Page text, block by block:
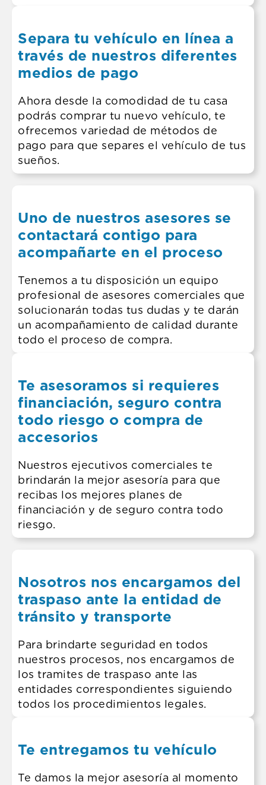
Separa tu vehículo en línea a
través de nuestros diferentes
medios de pago
Ahora desde la comodidad de tu casa
podrás comprar tu nuevo vehículo, te
ofrecemos variedad de métodos de
pago para que separes el vehículo de tus
sueños.
Uno de nuestros asesores se
contactará contigo para
acompañarte en el proceso
Tenemos a tu disposición un equipo
profesional de asesores comerciales que
solucionarán todas tus dudas y te darán
un acompañamiento de calidad durante
todo el proceso de compra.
Te asesoramos si requieres
financiación, seguro contra
todo riesgo o compra de
accesorios
Nuestros ejecutivos comerciales te
brindarán la mejor asesoría para que
recibas los mejores planes de
financiación y de seguro contra todo
riesgo.
Nosotros nos encargamos del
traspaso ante la entidad de
tránsito y transporte
Para brindarte seguridad en todos
nuestros procesos, nos encargamos de
los tramites de traspaso ante las
entidades correspondientes siguiendo
todos los procedimientos legales.
Te entregamos tu vehículo
Te damos la mejor asesoría al momento